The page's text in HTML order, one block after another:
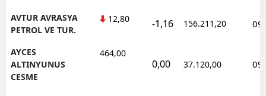
AVTUR AVRASYA
PETROL VE TUR.
12,80 -1,16 156.211,20
AYCES
ALTINYUNUS
CESME
464,00
0,00 37.120,00